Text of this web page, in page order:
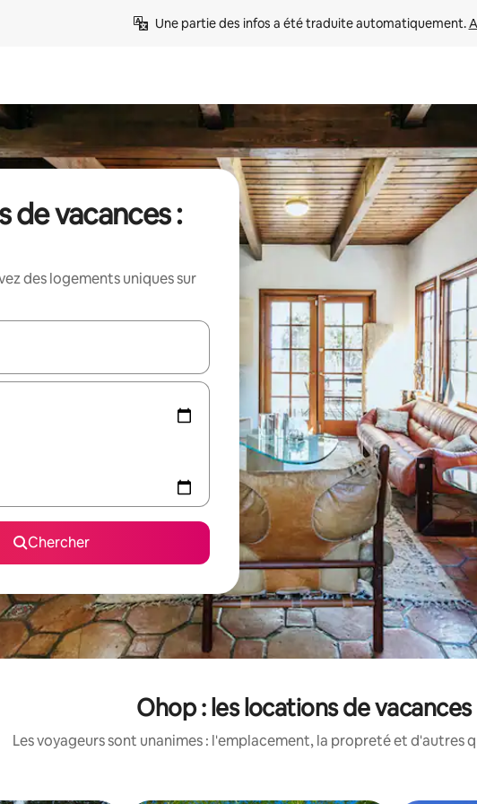
Une partie des infos a été traduite automatiquement.
de vacances :
des logements uniques sur
sont affichés, parcourez-les en utilisant les flèches vers le haut et vers le bas,
Chercher
Ohop : les locations de
Les voyageurs sont unanimes : l'emplacement, la propreté et d'autres